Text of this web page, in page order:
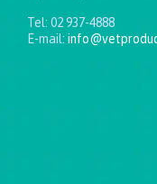
Tel: 02 937-4888
E-mail: